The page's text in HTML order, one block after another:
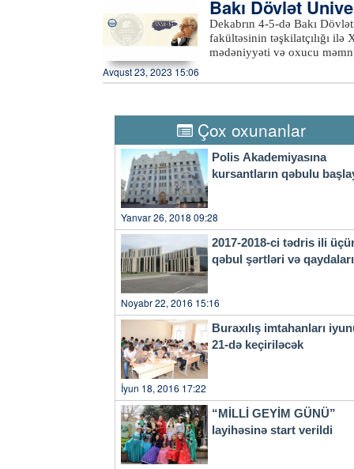
etmək üçün ixtisas seçimi
23:59-dək internet vasitəsilə
subbakalavrlar) müsabiqə
altqrupuna (altqruplarına)
təhsil müəssisələrinə
seçənlər arasında say
qrup gəlir. II qrupda 13089
təsdiqləyib. V
Bakı Dövlət
Dekabrın 4-5-də Bakı
fakültəsinin təşkilatçılığı ilə
mədəniyyəti və oxucu
tələbatının ödənilməsi
Tədbirdə sənəd və
kitabşünaslıq,
müəlliflik hüququ və əlaqəli
Avqust 23, 2023 15:06
Çox oxunanlar
Polis Akademiyasına
kursantların qəbulu
Yanvar 26, 2018 09:28
2017-2018-ci tədris ili
qəbul şərtləri və
Noyabr 22, 2016 15:16
Buraxılış imtahanları
21-də keçiriləcək
İyun 18, 2016 17:22
“MİLLİ GEYİM GÜNÜ”
layihəsinə start verildi